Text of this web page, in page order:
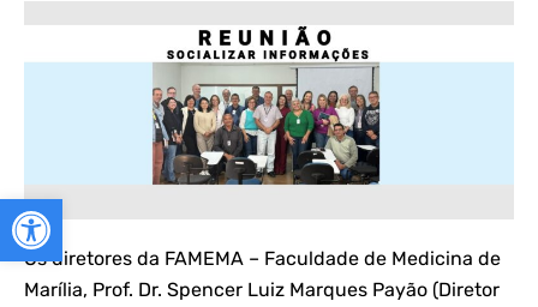
Abrir a barra de ferramentas
Os diretores da FAMEMA – Faculdade de Medicina de
Marília, Prof. Dr. Spencer Luiz Marques Payão (Diretor